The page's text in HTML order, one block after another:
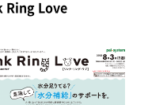
Ring Love